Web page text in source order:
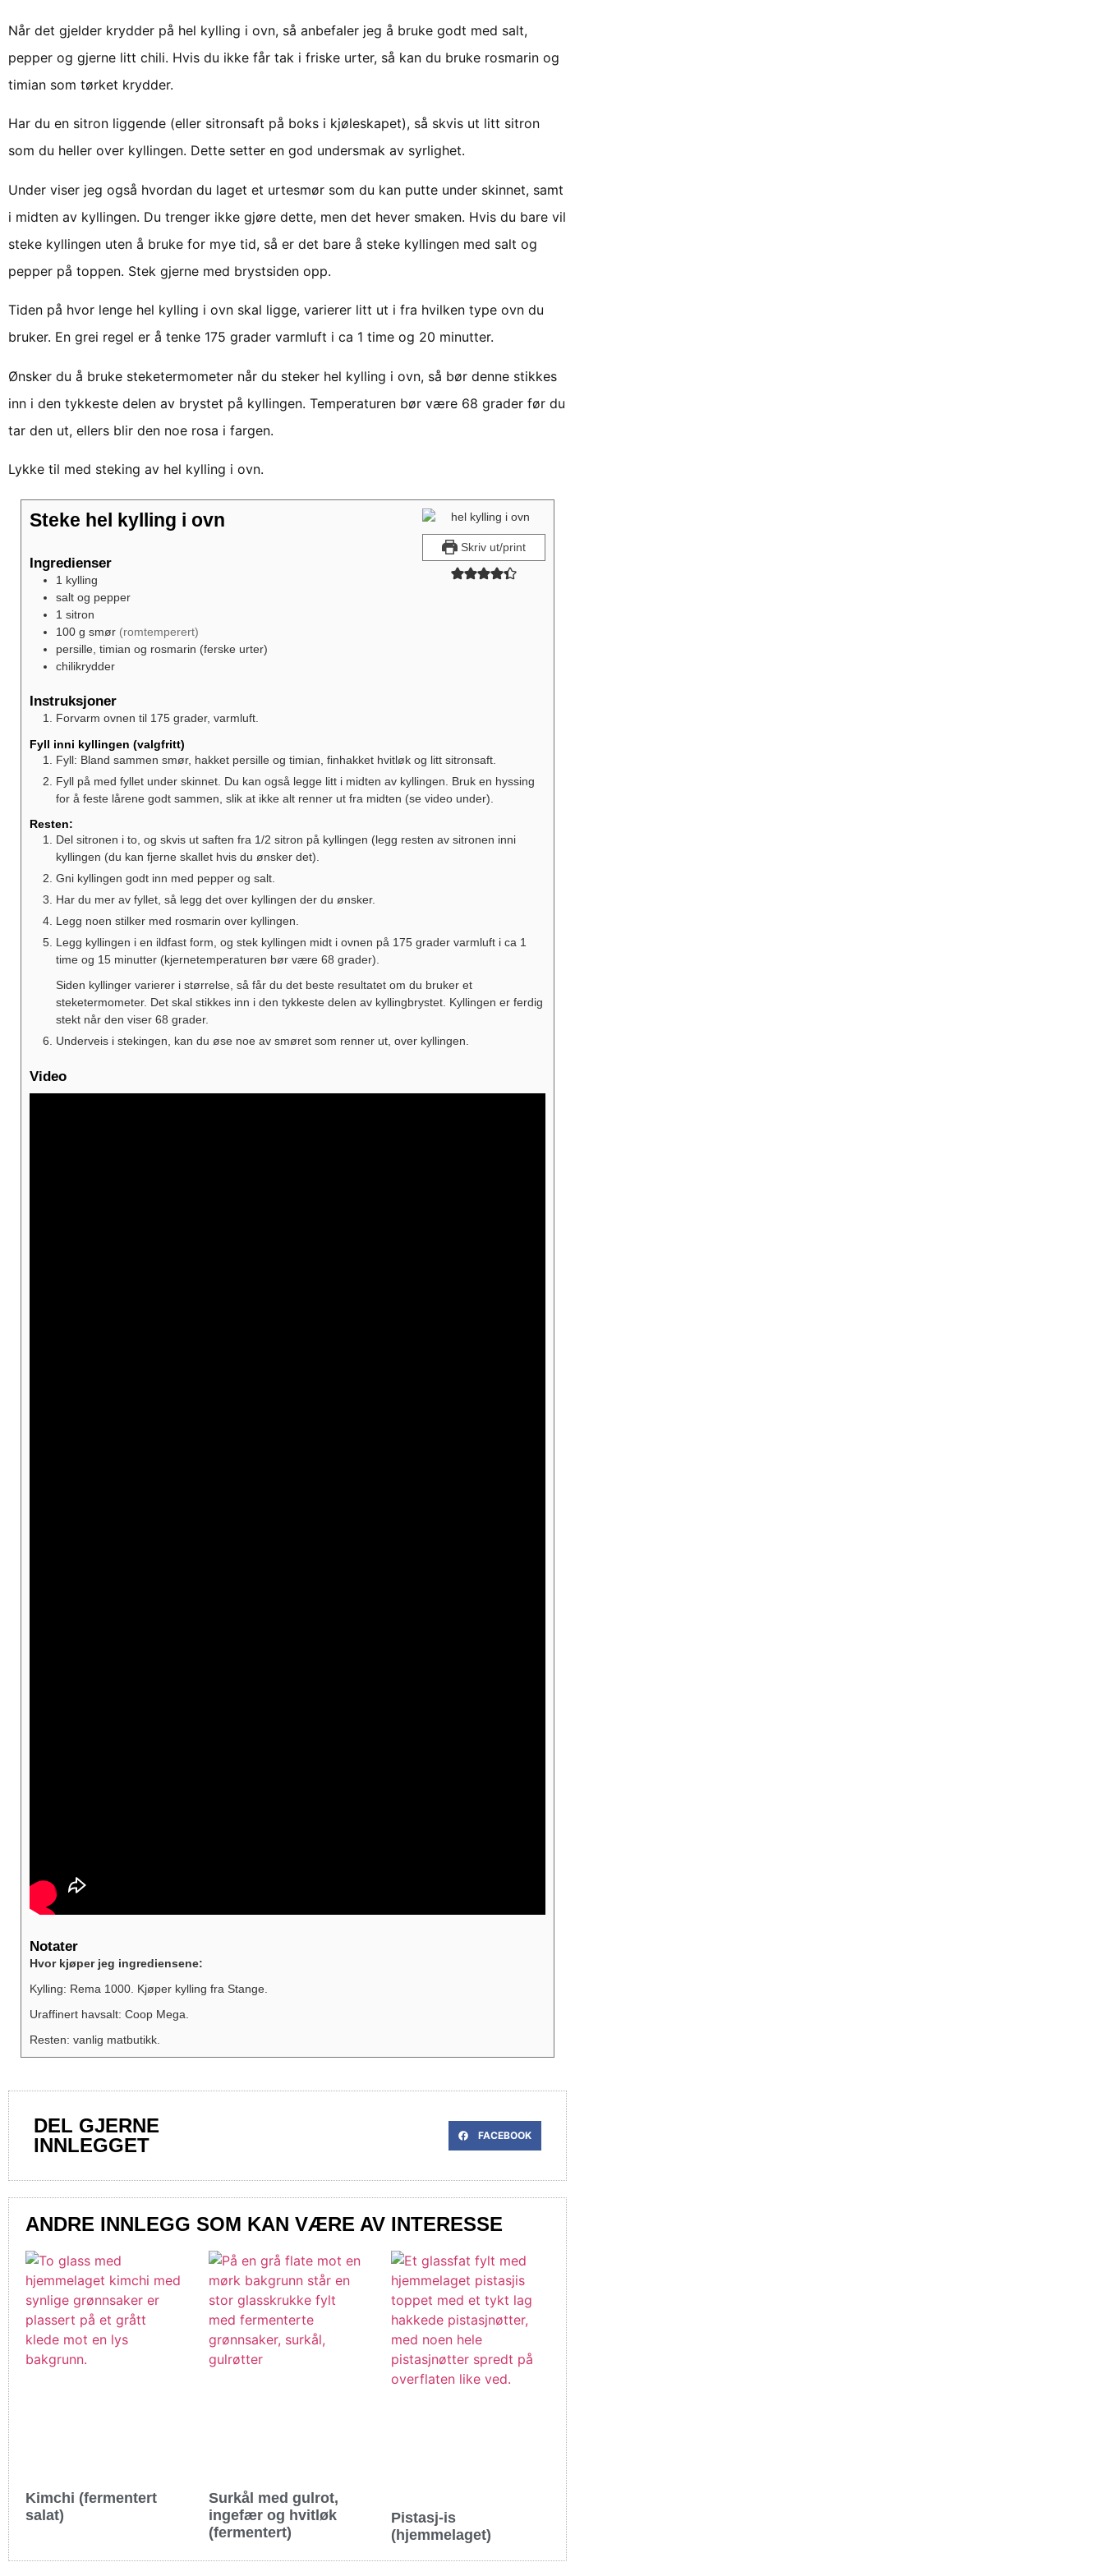
Når det gjelder krydder på hel kylling i ovn, så anbefaler jeg å bruke godt med salt,
pepper og gjerne litt chili. Hvis du ikke får tak i friske urter, så kan du bruke rosmarin og
timian som tørket krydder.
Har du en sitron liggende (eller sitronsaft på boks i kjøleskapet), så skvis ut litt sitron
som du heller over kyllingen. Dette setter en god undersmak av syrlighet.
Under viser jeg også hvordan du laget et urtesmør som du kan putte under skinnet, samt
i midten av kyllingen. Du trenger ikke gjøre dette, men det hever smaken. Hvis du bare vil
steke kyllingen uten å bruke for mye tid, så er det bare å steke kyllingen med salt og
pepper på toppen. Stek gjerne med brystsiden opp.
Tiden på hvor lenge hel kylling i ovn skal ligge, varierer litt ut i fra hvilken type ovn du
bruker. En grei regel er å tenke 175 grader varmluft i ca 1 time og 20 minutter.
Ønsker du å bruke steketermometer når du steker hel kylling i ovn, så bør denne stikkes
inn i den tykkeste delen av brystet på kyllingen. Temperaturen bør være 68 grader før du
tar den ut, ellers blir den noe rosa i fargen.
Lykke til med steking av hel kylling i ovn.
Skriv ut/print
Steke hel kylling i ovn
Ingredienser
1 kylling
salt og pepper
1 sitron
100 g smør (romtemperert)
persille, timian og rosmarin (ferske urter)
chilikrydder
Instruksjoner
Forvarm ovnen til 175 grader, varmluft.
Fyll inni kyllingen (valgfritt)
Fyll: Bland sammen smør, hakket persille og timian, finhakket hvitløk og litt sitronsaft.
Fyll på med fyllet under skinnet. Du kan også legge litt i midten av kyllingen. Bruk en hyssing
for å feste lårene godt sammen, slik at ikke alt renner ut fra midten (se video under).
Resten:
Del sitronen i to, og skvis ut saften fra 1/2 sitron på kyllingen (legg resten av sitronen inni
kyllingen (du kan fjerne skallet hvis du ønsker det).
Gni kyllingen godt inn med pepper og salt.
Har du mer av fyllet, så legg det over kyllingen der du ønsker.
Legg noen stilker med rosmarin over kyllingen.
Legg kyllingen i en ildfast form, og stek kyllingen midt i ovnen på 175 grader varmluft i ca 1
time og 15 minutter (kjernetemperaturen bør være 68 grader).
Siden kyllinger varierer i størrelse, så får du det beste resultatet om du bruker et
steketermometer. Det skal stikkes inn i den tykkeste delen av kyllingbrystet. Kyllingen er ferdig
stekt når den viser 68 grader.
Underveis i stekingen, kan du øse noe av smøret som renner ut, over kyllingen.
Video
Notater
Hvor kjøper jeg ingrediensene:
Kylling: Rema 1000. Kjøper kylling fra Stange.
Uraffinert havsalt: Coop Mega.
Resten: vanlig matbutikk.
DEL GJERNE
INNLEGGET
FACEBOOK
ANDRE INNLEGG SOM KAN VÆRE AV INTERESSE
Kimchi (fermentert
salat)
Surkål med gulrot,
ingefær og hvitløk
(fermentert)
Pistasj-is
(hjemmelaget)